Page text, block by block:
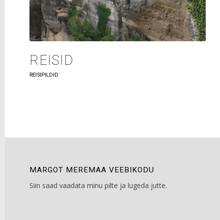
REISID
REISIPILDID
MARGOT MEREMAA VEEBIKODU
Siin saad vaadata minu pilte ja lugeda jutte.